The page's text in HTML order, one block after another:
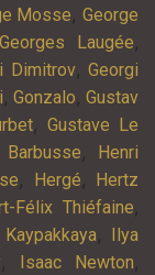
Mosse,George
Georges Laugée,
Dimitrov, Georgi
, Gonzalo,Gustav
,Gustave Le
Barbusse,
Henri
, Hergé,
Hertz
Félix Thiéfaine,
Kaypakkaya,
Ilya
, Isaac Newton,